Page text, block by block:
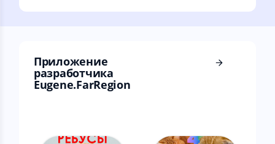
Приложение
разработчика
Eugene.FarRegion